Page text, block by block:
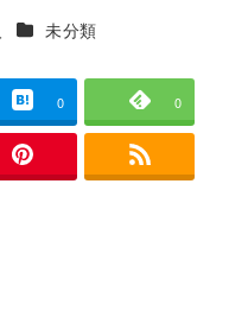
カテゴリー
未分類
0 0